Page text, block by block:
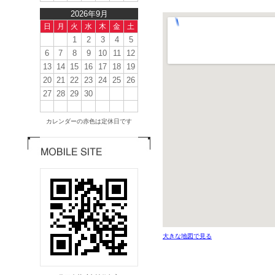
2026年9月
日 月 火 水 木 金 土
1 2 3 4
5
6
7 8 9 10 11
12
13
14 15 16 17 18
19
20 21 22 23 24 25 26
27 28 29 30
カレンダーの赤色は定休日です
大きな地図で見る